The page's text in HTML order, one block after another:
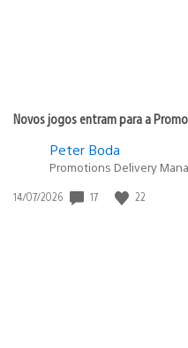
Novos jogos entram para a
Peter Boda
Promotions Delivery
Data
14/07/2026 17 22